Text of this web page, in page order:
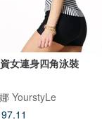
女連身四角泳裝
YourstyLe